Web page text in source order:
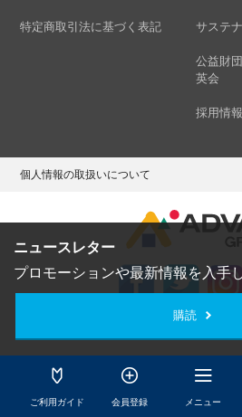
ご利用ガイド 会員登録 メニュー
ニュースレター
プロモーションや最新情報を入手
購読
特定商取引法に基づく表記 サステ
公益財
英会
採用情報
個人情報の取扱いについて